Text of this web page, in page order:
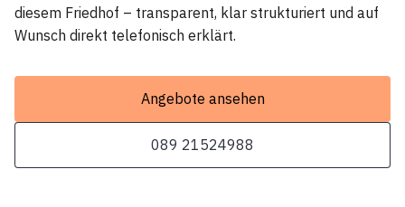
diesem Friedhof – transparent, klar strukturiert und auf
Wunsch direkt telefonisch erklärt.
Angebote ansehen
089 21524988